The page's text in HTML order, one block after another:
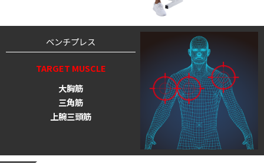
ベンチプレス
TARGET MUSCLE
大胸筋
三角筋
上腕三頭筋